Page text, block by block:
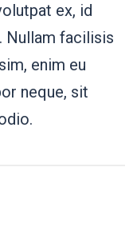
ex, id
Nullam facilisis
enim eu
neque, sit